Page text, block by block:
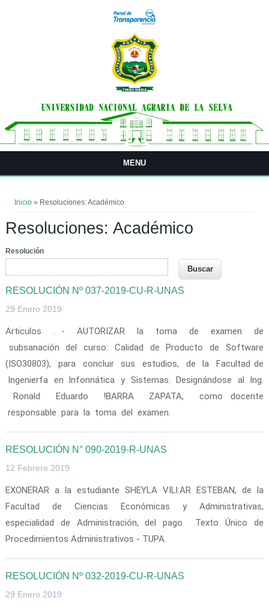
MENU
Inicio » Resoluciones: Académico
Resoluciones: Académico
Resolución
RESOLUCIÓN Nº 037-2019-CU-R-UNAS
29 Enero 2019
Articulos . - AUTORIZAR la toma de examen de
subsanación del curso: Calidad de Producto de Software
(ISO30803), para concluir sus estudios, de la Facultad de
lngenierfa en lnfonnática y Sistemas. Designándose al lng.
Ronald Eduardo !BARRA ZAPATA, como docente
responsable para la toma del examen.
RESOLUCIÓN N° 090-2019-R-UNAS
12 Febrero 2019
EXONERAR a la estudiante SHEYLA VILl:AR ESTEBAN, de la
Facultad de Ciencias Económicas y Administrativas,
especialidad de Administración, del pago Texto Único de
Procedimientos Administrativos - TUPA.
RESOLUCIÓN Nº 032-2019-CU-R-UNAS
29 Enero 2019